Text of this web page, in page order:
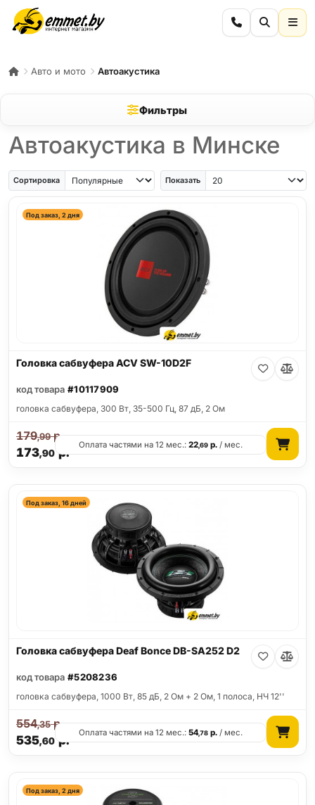
Авто и мото Автоакустика
Фильтры
Автоакустика в Минске
Сортировка Показать
Под заказ, 2 дня
Головка сабвуфера ACV SW-10D2F
код товара #10117909
головка сабвуфера, 300 Вт, 35-500 Гц, 87 дБ, 2 Ом
173,90р.
179,99р.
Оплата частями на 12 мес.:22,69 р. / мес.
Под заказ, 16 дней
Головка сабвуфера Deaf Bonce DB-SA252 D2
код товара #5208236
головка сабвуфера, 1000 Вт, 85 дБ, 2 Ом + 2 Ом, 1 полоса, НЧ 12''
535,60р.
554,35р.
Оплата частями на 12 мес.:54,78 р. / мес.
Под заказ, 2 дня